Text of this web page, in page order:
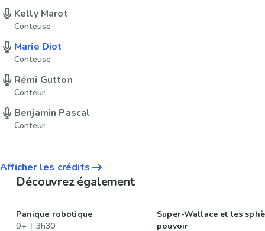
Kelly Marot
Conteuse
Marie Diot
Conteuse
Rémi Gutton
Conteur
Benjamin Pascal
Conteur
Afficher les crédits
Découvrez également
Panique robotique
9+
3h30
Super-Wallace et les
pouvoir